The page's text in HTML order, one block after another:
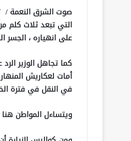
صوت الشرق النعمة /
التي تبعد ثلاث كلم
على انهياره ، الجسر
كما تجاهل الوزير
أمات لعكاريش
في النقل في فترة
ويتساءل المواطن